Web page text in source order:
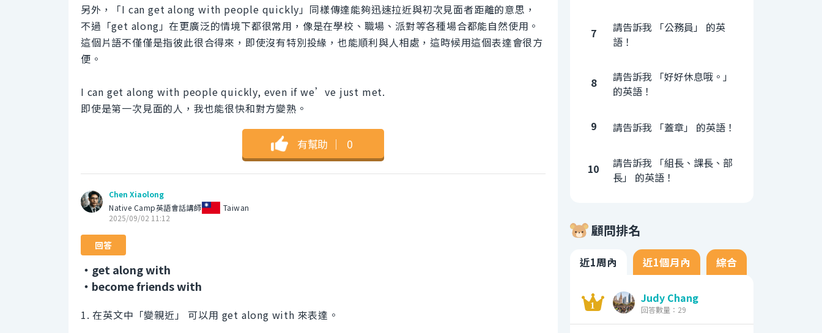
另外，「I can get along with people quickly」同樣傳達能夠迅速拉近與初次見面者距離的意思，
不過「get along」在更廣泛的情境下都很常用，像是在學校、職場、派對等各種場合都能自然使用。
這個片語不僅僅是指彼此很合得來，即使沒有特別投緣，也能順利與人相處，這時候用這個表達會很方
便。
I can get along with people quickly, even if we’ve just met.
即使是第一次見面的人，我也能很快和對方變熟。
有幫助 ｜ 0
Chen Xiaolong
Native Camp英語會話講師
Taiwan
2025/09/02 11:12
回答
・get along with
・become friends with
1. 在英文中「變親近」 可以用 get along with 來表達。
7
請告訴我 「公務員」 的英
語！
8
請告訴我 「好好休息哦。」
的英語！
9 請告訴我 「蓋章」 的英語！
10
請告訴我 「組長、課長、部
長」 的英語！
顧問排名
近1周內 近1個月內 綜合
Judy Chang
回答數量：29